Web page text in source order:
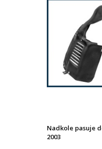
Nadkole pasuje
2003